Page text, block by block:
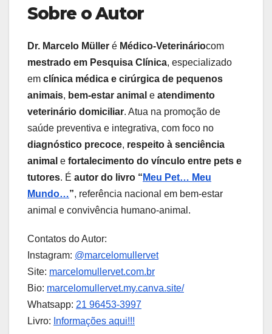
Sobre o Autor
Dr. Marcelo Müller é Médico-Veterináriocom
mestrado em Pesquisa Clínica, especializado
em clínica médica e cirúrgica de pequenos
animais, bem-estar animal e atendimento
veterinário domiciliar. Atua na promoção de
saúde preventiva e integrativa, com foco no
diagnóstico precoce, respeito à senciência
animal e fortalecimento do vínculo entre pets e
tutores. É autor do livro “ Meu Pet… Meu
Mundo…”, referência nacional em bem-estar
animal e convivência humano-animal.
Contatos do Autor:
Instagram: @marcelomullervet
Site: marcelomullervet.com.br
Bio: marcelomullervet.my.canva.site/
Whatsapp: 21 96453-3997
Livro: Informações aqui!!!